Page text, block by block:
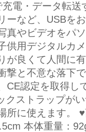
電・データ転
ーなど、USBを
真やビデオをパ
供用デジタルカ
が良くて人間に
撃と不意な落下
CE認定を取得し
クストラップが
所に使えます。
本体重量：